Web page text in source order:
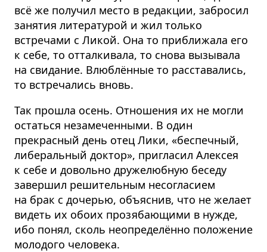
всё же получил место в редакции, забросил
занятия литературой и жил только
встречами с Ликой. Она то приближала его
к себе, то отталкивала, то снова вызывала
на свидание. Влюблённые то расставались,
то встречались вновь.
Так прошла осень. Отношения их не могли
остаться незамеченными. В один
прекрасный день отец Лики, «беспечный,
либеральный доктор», пригласил Алексея
к себе и довольно дружелюбную беседу
завершил решительным несогласием
на брак с дочерью, объяснив, что не желает
видеть их обоих прозябающими в нужде,
ибо понял, сколь неопределённо положение
молодого человека.